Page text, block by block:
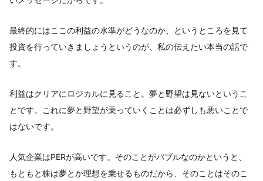
最終的にはここの利益の水準がどうなのか、というところを見て
投資を行っていきましょうというのが、私の伝えたい本当の話で
す。
利益はクリアにロジカルに見ること。夢と野望は見ないというこ
とです。これに夢と野望が乗っていくことは必ずしも悪いことで
はないです。
人気企業はPERが高いです。そのことがバブルなのかというと、
もともと株は夢とか理想を乗せるものだから、そのことはそのこ